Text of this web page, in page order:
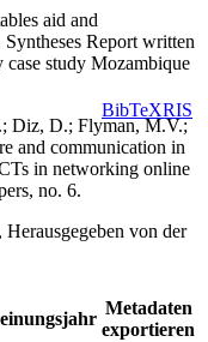
aid and
Report written
study Mozambique
Diz, D.; Flyman, M.V.;
and communication in
in networking online
no. 6.
von der
BibTeXRIS
Metadaten
exportieren